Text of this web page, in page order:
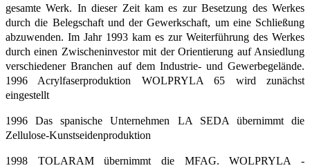
gesamte Werk. In dieser Zeit kam es zur Besetzung des Werkes
durch die Belegschaft und der Gewerkschaft, um eine Schließung
abzuwenden. Im Jahr 1993 kam es zur Weiterführung des Werkes
durch einen Zwischeninvestor mit der Orientierung auf Ansiedlung
verschiedener Branchen auf dem Industrie- und Gewerbegelände.
1996 Acrylfaserproduktion WOLPRYLA 65 wird zunächst
eingestellt
1996 Das spanische Unternehmen LA SEDA übernimmt die
Zellulose-Kunstseidenproduktion
1998 TOLARAM übernimmt die MFAG. WOLPRYLA -